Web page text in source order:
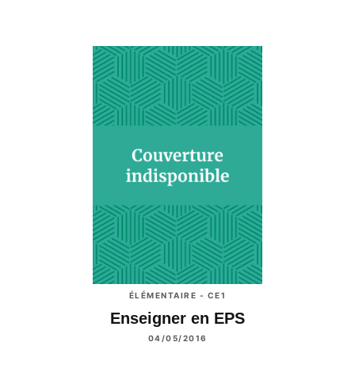
ÉLÉMENTAIRE - CE1
Enseigner en EPS
04/05/2016